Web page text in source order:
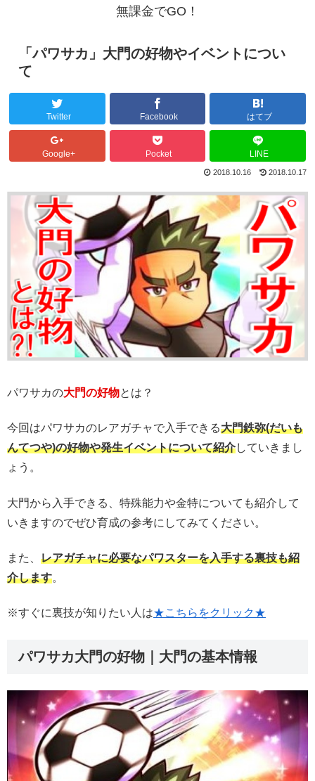
無課金でGO！
「パワサカ」大門の好物やイベントについ
て
Twitter Facebook はてブ
Google+ Pocket LINE
2018.10.16 2018.10.17
パワサカの大門の好物とは？
今回はパワサカのレアガチャで入手できる大門鉄弥(だいも
んてつや)の好物や発生イベントについて紹介していきまし
ょう。
大門から入手できる、特殊能力や金特についても紹介して
いきますのでぜひ育成の参考にしてみてください。
また、 レアガチャに必要なパワスターを入手する裏技も紹
介します。
※すぐに裏技が知りたい人は★こちらをクリック★
パワサカ大門の好物｜大門の基本情報